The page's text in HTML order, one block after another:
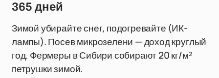
365 дней
Зимой убирайте снег, подогревайте (ИК-
лампы). Посев микрозелени — доход круглый
год. Фермеры в Сибири собирают 20 кг/м²
петрушки зимой.